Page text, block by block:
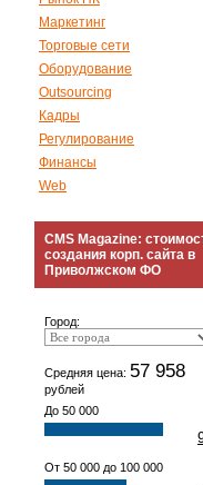
Маркетинг
Торговые сети
Оборудование
Outsourcing
Кадры
Регулирование
Финансы
Web
CMS Magazine:
создания корп. сайта в
Приволжском ФО
Город:
Средняя цена: 57 958
рублей
До 50 000
От 50 000 до 100 000